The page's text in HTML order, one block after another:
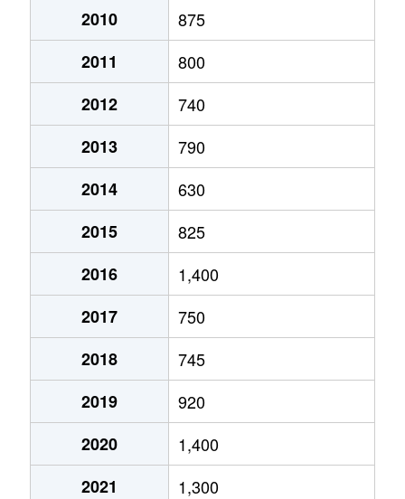
2010
875
2011
800
2012
740
2013
790
2014
630
2015
825
2016
1,400
2017
750
2018
745
2019
920
2020
1,400
2021
1,300